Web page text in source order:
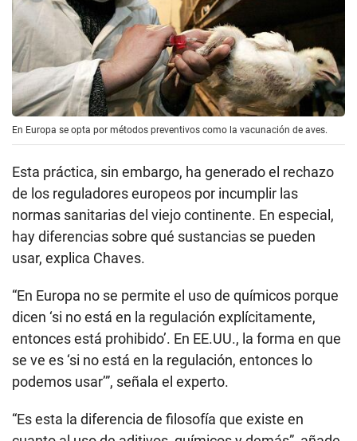
En Europa se opta por métodos preventivos como la vacunación de aves.
Esta práctica, sin embargo, ha generado el rechazo
de los reguladores europeos por incumplir las
normas sanitarias del viejo continente. En especial,
hay diferencias sobre qué sustancias se pueden
usar, explica Chaves.
“En Europa no se permite el uso de químicos porque
dicen ‘si no está en la regulación explícitamente,
entonces está prohibido’. En EE.UU., la forma en que
se ve es ‘si no está en la regulación, entonces lo
podemos usar’”, señala el experto.
“Es esta la diferencia de filosofía que existe en